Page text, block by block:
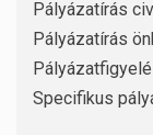
Pályázatírás
Pályázatírás
Specifikus